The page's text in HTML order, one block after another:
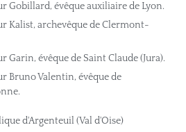
Gobillard, évêque auxiliaire de Lyon.
Kalist, archevêque de Clermont-
Garin, évêque de Saint Claude (Jura).
Bruno Valentin, évêque de
d'Argenteuil (Val d'Oise)